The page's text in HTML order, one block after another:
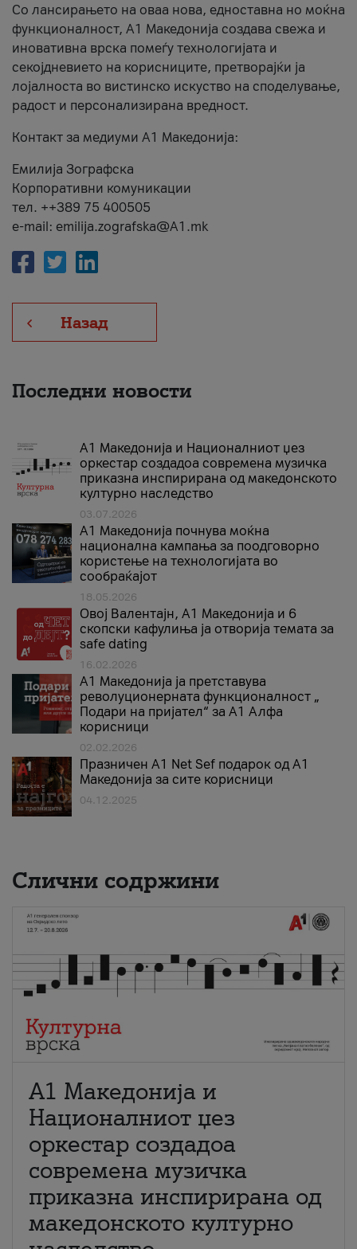
Со лансирањето на оваа нова, едноставна но моќна
функционалност, А1 Македонија создава свежа и
иновативна врска помеѓу технологијата и
секојдневието на корисниците, претворајќи ја
лојалноста во вистинско искуство на споделување,
радост и персонализирана вредност.
Контакт за медиуми А1 Македонија:
Емилија Зографска
Корпоративни комуникации
тел. ++389 75 400505
e-mail: emilija.zografska@A1.mk
Назад
Последни новости
А1 Македонија и Националниот џез
оркестар создадоа современа музичка
приказна инспирирана од македонското
културно наследство
03.07.2026
A1 Македонија почнува моќна
национална кампања за поодговорно
користење на технологијата во
сообраќајот
18.05.2026
Овој Валентајн, A1 Македонија и 6
скопски кафулиња ја отворија темата за
safe dating
16.02.2026
А1 Македонија ја претставува
револуционерната функционалност „
Подари на пријател“ за А1 Алфа
корисници
02.02.2026
Празничен A1 Net Sеf подарок од А1
Македонија за сите корисници
04.12.2025
Слични содржини
А1 Македонија и
Националниот џез
оркестар создадоа
современа музичка
приказна инспирирана од
македонското културно